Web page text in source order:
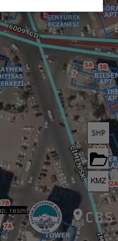
KMZ
resmi